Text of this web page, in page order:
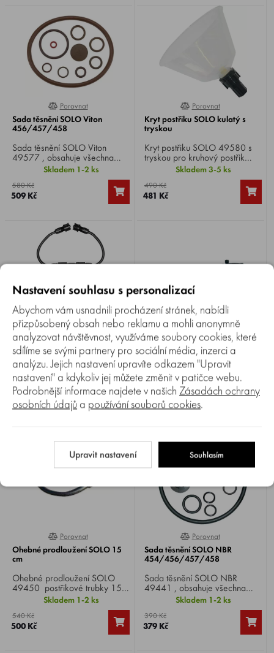
0%
Porovnat
Sada těsnění SOLO Viton
456/457/458
Sada těsnění SOLO Viton
49577 , obsahuje všechna
těsnění pro SOLO
456/457/458.
Skladem 1-2 ks
580 Kč
509 Kč
0%
Porovnat
Kryt postřiku SOLO kulatý s
tryskou
Kryt postřiku SOLO 49580 s
tryskou pro kruhový postřik
(plný kužel) vhodný pro
bodovou aplikaci, kruhový.
Skladem 3-5 ks
490 Kč
481 Kč
0%
Porovnat
Ohebný nosník trysek SOLO 2
trysky
Ohebný nosník trysek SOLO ,
60 cm, pro postřik dvou řádků
nebo jednoho řádku z obou
stran.
Skladem 1-2 ks
1 110 Kč
1 092 Kč
0%
Porovnat
Trubka SOLO plast 50 cm
univerzální
Trubka SOLO 49610
univerzální plastová, 50 cm,
včetně ručního ventilu a dvou
trysek.
Skladem 1-2 ks
690 Kč
675 Kč
0%
Porovnat
Ohebné prodloužení SOLO 15
cm
Ohebné prodloužení SOLO
49450 postřikové trubky 15
cm, ohebné až 180°, např.
pro individuální ochranu rostlin
a čištění.
Skladem 1-2 ks
540 Kč
500 Kč
0%
Porovnat
Sada těsnění SOLO NBR
454/456/457/458
Sada těsnění SOLO NBR
49441 , obsahuje všechna
těsnění pro SOLO
454/456/457/458.
Skladem 1-2 ks
390 Kč
379 Kč
Nastavení souhlasu s personalizací
Abychom vám usnadnili procházení stránek, nabídli
přizpůsobený obsah nebo reklamu a mohli anonymně
analyzovat návštěvnost, využíváme soubory cookies, které
sdílíme se svými partnery pro sociální média, inzerci a
analýzu. Jejich nastavení upravíte odkazem "Upravit
nastavení" a kdykoliv jej můžete změnit v patičce webu.
Podrobnější informace najdete v našich Zásadách ochrany
osobních údajů a používání souborů cookies.
Upravit nastavení Souhlasím